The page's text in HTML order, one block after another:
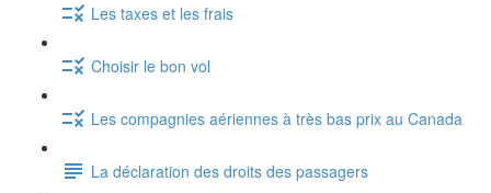
Les taxes et les frais
Choisir le bon vol
Les compagnies aériennes à très bas prix au Canada
La déclaration des droits des passagers